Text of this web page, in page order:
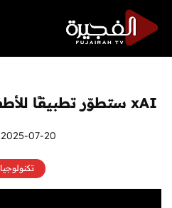
xAI ستطوّر تطبيقًا للأطفال باسم بيبي غروك
2025-07-20 | 12:28
تكنولوجيا